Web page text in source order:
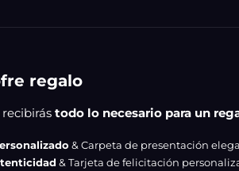
regalo
todo lo necesario para un
& Carpeta de presentación
& Tarjeta de felicitación